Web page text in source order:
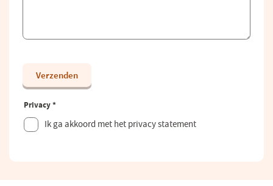
Verzenden
Privacy*Dit veld is verplicht.
Ik ga akkoord met het privacy statement